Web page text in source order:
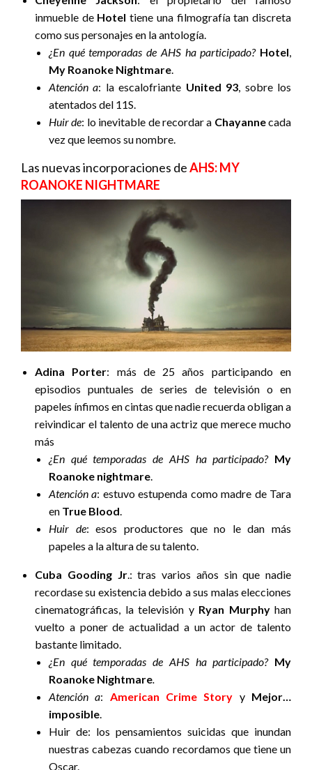
inmueble de Hotel tiene una filmografía tan discreta
como sus personajes en la antología.
¿En qué temporadas de AHS ha participado? Hotel,
My Roanoke Nightmare.
Atención a: la escalofriante United 93, sobre los
atentados del 11S.
Huir de: lo inevitable de recordar a Chayannecada
vez que leemos su nombre.
Las nuevas incorporaciones deAHS: MY
ROANOKE NIGHTMARE
Adina Porter: más de 25 años participando en
episodios puntuales de series de televisión o en
papeles ínfimos en cintas que nadie recuerda obligan a
reivindicar el talento de una actriz que merece mucho
más
¿En qué temporadas de AHS ha participado? My
Roanoke nightmare.
Atención a: estuvo estupenda como madre de Tara
en True Blood.
Huir de: esos productores que no le dan más
papeles a la altura de su talento.
Cuba Gooding Jr.: tras varios años sin que nadie
recordase su existencia debido a sus malas elecciones
cinematográficas, la televisión y Ryan Murphyhan
vuelto a poner de actualidad a un actor de talento
bastante limitado.
¿En qué temporadas de AHS ha participado? My
Roanoke Nightmare.
Atención a: American Crime Story y Mejor…
imposible.
Huir de: los pensamientos suicidas que inundan
nuestras cabezas cuando recordamos que tiene un
Oscar.